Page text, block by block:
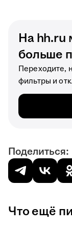
На hh.ru
больше
Переходите,
фильтры и
Поделиться:
Что ещё